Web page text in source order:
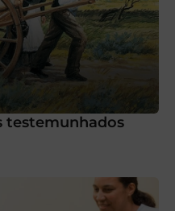
testemunhados